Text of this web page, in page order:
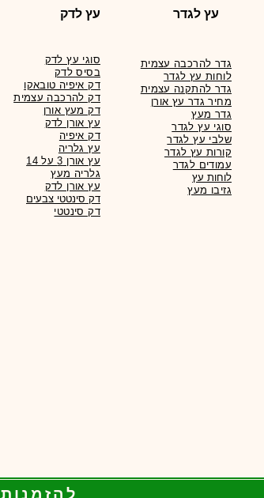
להזמנות 0546022900
עץ לדק
סוגי עץ לדק
בסיס לדק
דק איפיה טובאקו
דק להרכבה עצמית
דק מעץ אורן
עץ אורן לדק
דק איפיה
עץ גלריה
עץ אורן 3 על 14
גלריה מעץ
עץ אורן לדק
דק סינטטי צבעים
עץ לגדר
גדר להרכבה עצמית
לוחות עץ לגדר
גדר להתקנה עצמית
מחיר גדר עץ אורן
גדר מעץ
סוגי עץ לגדר
שלבי עץ לגדר
קורות עץ לגדר
עמודים לגדר
לוחות עץ
גזיבו מעץ